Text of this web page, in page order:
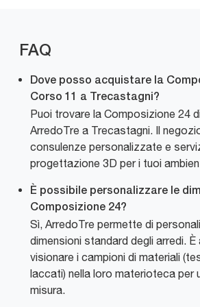
FAQ
Dove posso acquistare la
Corso 11 a Trecastagni?
Puoi trovare la Composizione 24
ArredoTre a Trecastagni. Il
consulenze personalizzate e
progettazione 3D per i tuoi
È possibile personalizzare le
Composizione 24?
Sì, ArredoTre permette di
dimensioni standard degli arredi.
visionare i campioni di materiali
laccati) nella loro materioteca per
misura.